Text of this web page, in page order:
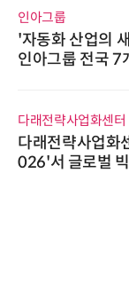
인아그룹
'자동화 산업의
인아그룹 전국 7
다래전략사업화센터
다래전략사업화
026'서 글로벌